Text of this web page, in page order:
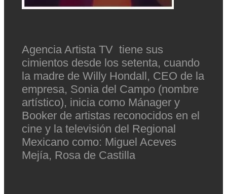
Agencia Artista TV tiene sus
cimientos desde los setenta, cuando
la madre de Willy Hondall, CEO de la
empresa, Sonia del Campo (nombre
artístico), inicia como Mánager y
Booker de artistas reconocidos en el
cine y la televisión del Regional
Mexicano como: Miguel Aceves
Mejía, Rosa de Castilla